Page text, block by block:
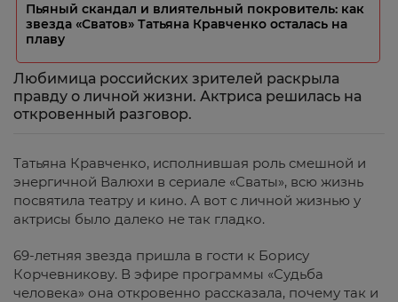
Пьяный скандал и влиятельный покровитель: как
звезда «Сватов» Татьяна Кравченко осталась на
плаву
Любимица российских зрителей раскрыла
правду о личной жизни. Актриса решилась на
откровенный разговор.
Татьяна Кравченко, исполнившая роль смешной и
энергичной Валюхи в сериале «Сваты», всю жизнь
посвятила театру и кино. А вот с личной жизнью у
актрисы было далеко не так гладко.
69-летняя звезда пришла в гости к Борису
Корчевникову. В эфире программы «Судьба
человека» она откровенно рассказала, почему так и